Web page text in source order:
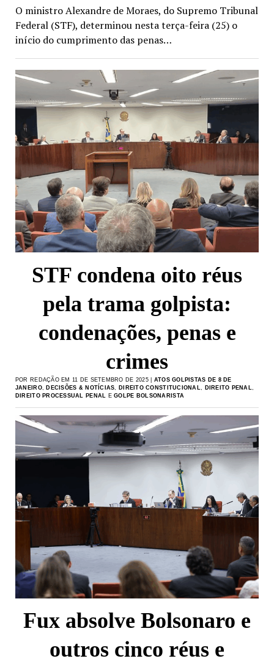
O ministro Alexandre de Moraes, do Supremo Tribunal
Federal (STF), determinou nesta terça-feira (25) o
início do cumprimento das penas…
STF condena oito réus
pela trama golpista:
condenações, penas e
crimes
POR REDAÇÃO EM 11 DE SETEMBRO DE 2025 | ATOS GOLPISTAS DE 8 DE
JANEIRO, DECISÕES & NOTÍCIAS DIREITO CONSTITUCIONAL DIREITO PENAL
DIREITO PROCESSUAL PENAL
EGOLPE BOLSONARISTA
Fux absolve Bolsonaro e
outros cinco réus e